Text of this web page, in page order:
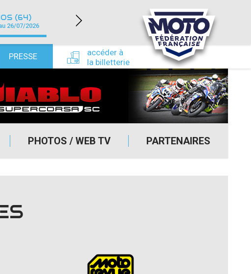
PHOTOS / WEB TV PARTENAIRES
PRESSE
accéder à
la billetterie
(64)
26/07/2026
LÉDENON (30)
du 22/08/2026 au 23/08/2026